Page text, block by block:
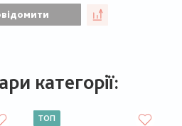
категорії:
ТОП